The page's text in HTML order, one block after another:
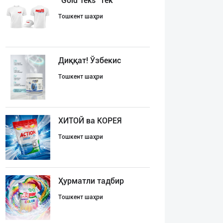
Тошкент шаҳри
Диққат! Ўзбекис
Тошкент шаҳри
ХИТОЙ ва КОРЕЯ
Тошкент шаҳри
Ҳурматли тадбир
Тошкент шаҳри